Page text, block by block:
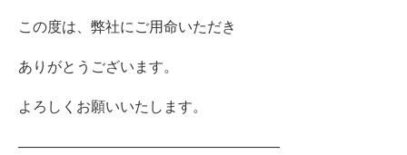
この度は、弊社にご用命いただき
ありがとうございます。
よろしくお願いいたします。
――――――――――――――――――